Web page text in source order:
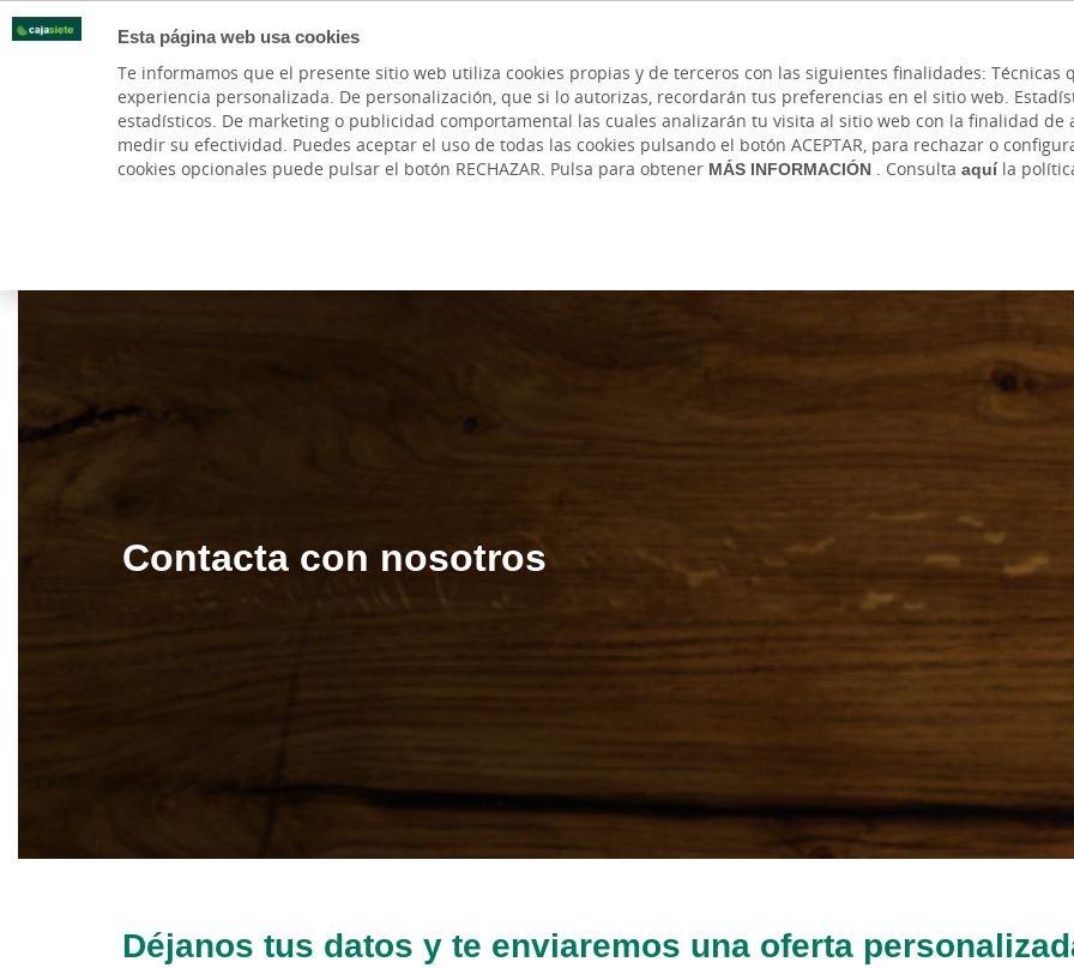
Esta página web usa cookies
Te informamos que el presente sitio web utiliza cookies propias y de terceros con las siguientes finalidades:
experiencia personalizada. De personalización, que si lo autorizas, recordarán tus preferencias en el sitio web.
estadísticos. De marketing o publicidad comportamental las cuales analizarán tu visita al sitio web con la finalidad
medir su efectividad. Puedes aceptar el uso de todas las cookies pulsando el botón ACEPTAR, para rechazar o
cookies opcionales puede pulsar el botón RECHAZAR. Pulsa para obtener MÁS INFORMACIÓN. Consulta aquíla
PARTICULARES BANCA PRIVADA AUTÓNOMOS Y EMPRENDEDORES
Contacta con nosotros
Déjanos tus datos y te enviaremos una oferta